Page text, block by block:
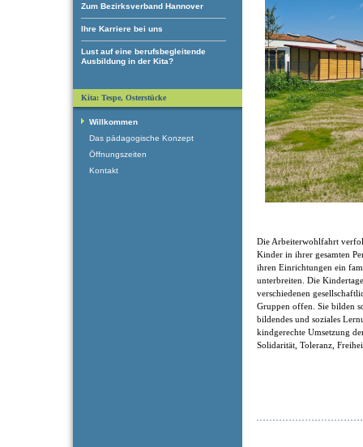
Zum Bezirksverband Hannover
Ihre Karriere bei uns
Lust auf eine berufsbegleitende
Ausbildung in der Kita?
Die Arbeiterwohlfahrt
Kinder in ihrer gesamten
ihren Einrichtungen ein
unterbreiten. Die
verschiedenen
Gruppen offen. Sie bilden
bildendes und soziales
kindgerechte Umsetzung
Solidarität, Toleranz,
Kita: Tespe, Osterstücke
Willkommen
Das pädagogische Konzept
Öffnungszeiten
Kontakt